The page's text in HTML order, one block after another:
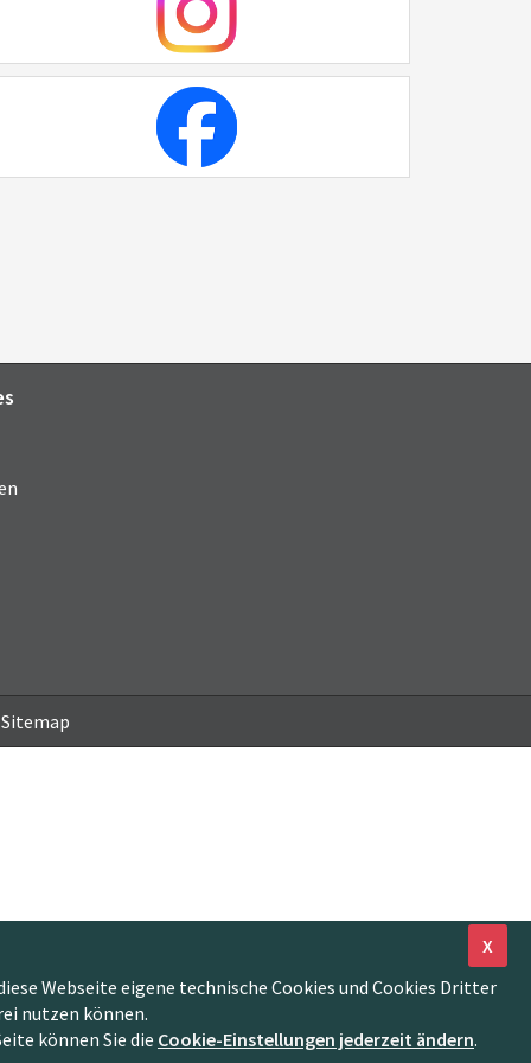
Sitemap
X
Webseite eigene technische Cookies und Cookies Dritter
nutzen können.
können Sie die Cookie-Einstellungen jederzeit ändern.